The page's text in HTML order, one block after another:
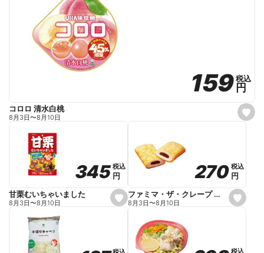
s
e
159
159税込
税込
円
円
コロロ 清水白桃
8月3日〜8月10日
s
e
o
345
345税込
税込
円
円
甘栗むいちゃいました
8月3日〜8月10日
s
e
o
270
270 税込
税込
円
円
ファミマ・ザ・クレープ 生チョコ
8月3日〜8月10日